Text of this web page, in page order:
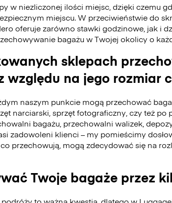
w niezliczonej ilości miejsc, dzięki czemu
miejscu. W przeciwieństwie do
oferuje zarówno stawki godzinowe, jak i
bagażu w Twojej okolicy o
sklepach
względu na jego rozmiar
naszym punkcie mogą przechować
narciarski, sprzęt fotograficzny, czy też po
bagażu, przechowalni walizek,
zadowoleni klienci – my pomieścimy
przechowują, mogą zdecydować się na
Twoje bagaże przez